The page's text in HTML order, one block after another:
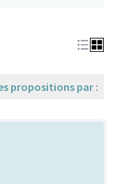
propositions par :